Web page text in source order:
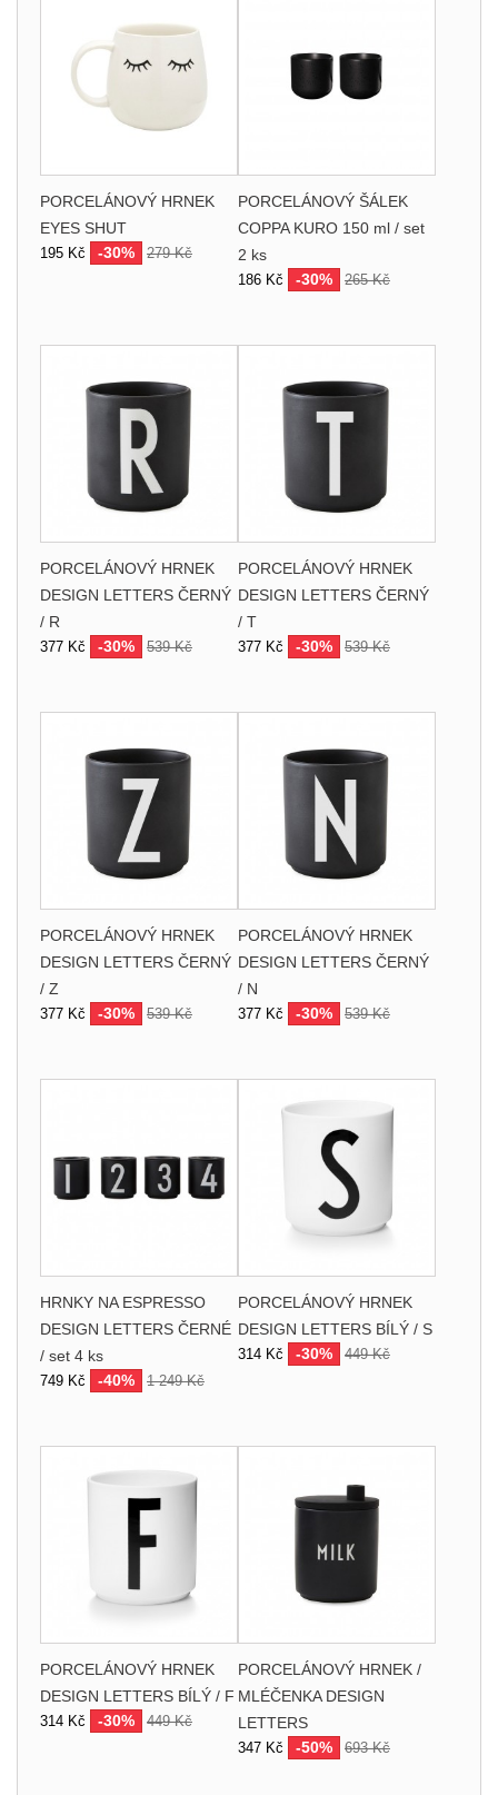
PORCELÁNOVÝ HRNEK
EYES SHUT
195 Kč -30% 279 Kč
PORCELÁNOVÝ ŠÁLEK
COPPA KURO 150 ml / set
2 ks
186 Kč -30% 265 Kč
PORCELÁNOVÝ HRNEK
DESIGN LETTERS ČERNÝ
/ R
377 Kč -30% 539 Kč
PORCELÁNOVÝ HRNEK
DESIGN LETTERS ČERNÝ
/ T
377 Kč -30% 539 Kč
PORCELÁNOVÝ HRNEK
DESIGN LETTERS ČERNÝ
/ Z
377 Kč -30% 539 Kč
PORCELÁNOVÝ HRNEK
DESIGN LETTERS ČERNÝ
/ N
377 Kč -30% 539 Kč
HRNKY NA ESPRESSO
DESIGN LETTERS ČERNÉ
/ set 4 ks
749 Kč -40% 1 249 Kč
PORCELÁNOVÝ HRNEK
DESIGN LETTERS BÍLÝ / S
314 Kč -30% 449 Kč
PORCELÁNOVÝ HRNEK
DESIGN LETTERS BÍLÝ / F
314 Kč -30% 449 Kč
PORCELÁNOVÝ HRNEK /
MLÉČENKA DESIGN
LETTERS
347 Kč -50% 693 Kč